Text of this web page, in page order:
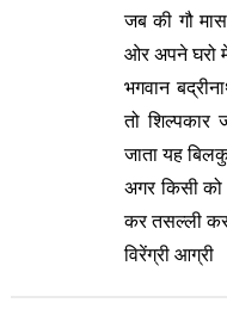
जब की गौ
ओर अपने घरो
भगवान
तो शिल्पकार
जाता यह
अगर किसी को
कर तसल्ली
विरेंग्री आग्री